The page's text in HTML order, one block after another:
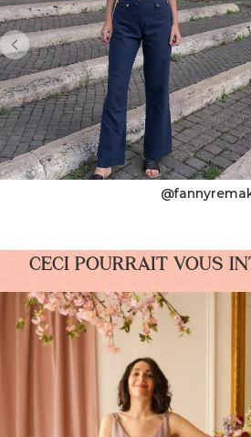
CECI POURRAIT VOUS